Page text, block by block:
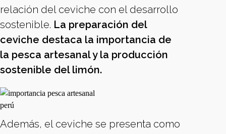
relación del ceviche con el desarrollo
sostenible. La preparación del
ceviche destaca la importancia de
la pesca artesanal y la producción
sostenible del limón.
Además, el ceviche se presenta como